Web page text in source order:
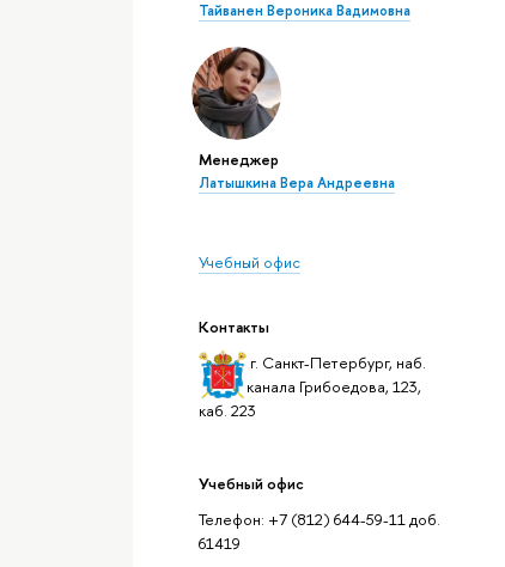
Тайванен Вероника Вадимовна
Менеджер
Латышкина Вера Андреевна
Учебный офис
Контакты
г. Санкт-Петербург, наб.
канала Грибоедова, 123,
каб. 223
Учебный офис
Телефон: +7 (812) 644-59-11 доб.
61419